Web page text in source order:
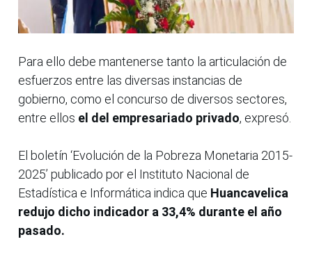
Para ello debe mantenerse tanto la articulación de
esfuerzos entre las diversas instancias de
gobierno, como el concurso de diversos sectores,
entre ellos el del empresariado privado, expresó.
El boletín ‘Evolución de la Pobreza Monetaria 2015-
2025’ publicado por el Instituto Nacional de
Estadística e Informática indica que Huancavelica
redujo dicho indicador a 33,4% durante el año
pasado.